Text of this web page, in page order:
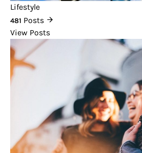
Lifestyle
481 Posts
View Posts